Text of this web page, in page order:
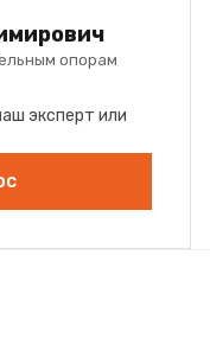
опорам
эксперт или